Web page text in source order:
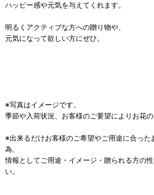
ハッピー感や元気を与えてくれます。
明るくアクティブな方への贈り物や、
元気になって欲しい方にぜひ。
※写真はイメージです。
季節や入荷状況、お客様のご要望によりお花の
※出来るだけお客様のご希望やご用途に合った
為、
情報としてご用途・イメージ・贈られる方の
い。